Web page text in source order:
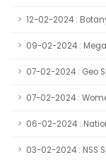
12-02-2024 :
09-02-2024 :
07-02-2024 : Geo
07-02-2024 :
06-02-2024 :
03-02-2024 : NSS